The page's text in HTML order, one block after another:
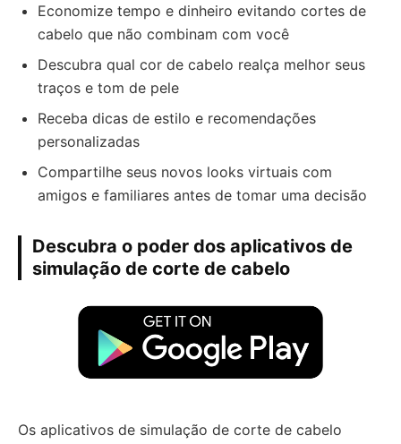
Economize tempo e dinheiro evitando cortes de
cabelo que não combinam com você
Descubra qual cor de cabelo realça melhor seus
traços e tom de pele
Receba dicas de estilo e recomendações
personalizadas
Compartilhe seus novos looks virtuais com
amigos e familiares antes de tomar uma decisão
Descubra o poder dos aplicativos de
simulação de corte de cabelo
Os aplicativos de simulação de corte de cabelo